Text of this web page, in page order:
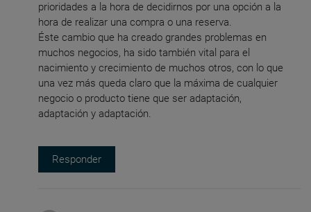
prioridades a la hora de decidirnos por una opción a la
hora de realizar una compra o una reserva.
Éste cambio que ha creado grandes problemas en
muchos negocios, ha sido también vital para el
nacimiento y crecimiento de muchos otros, con lo que
una vez más queda claro que la máxima de cualquier
negocio o producto tiene que ser adaptación,
adaptación y adaptación.
Responder